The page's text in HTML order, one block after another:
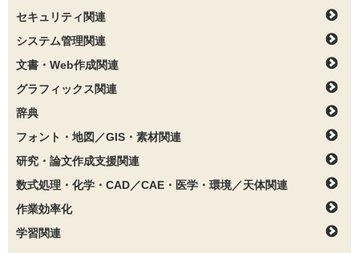
セキュリティ関連
システム管理関連
文書・Web作成関連
グラフィックス関連
辞典
フォント・地図／GIS・素材関連
研究・論文作成支援関連
数式処理・化学・CAD／CAE・医学・環境／天体関連
作業効率化
学習関連